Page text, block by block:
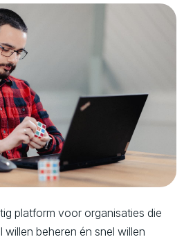
platform voor organisaties die
beheren én snel willen